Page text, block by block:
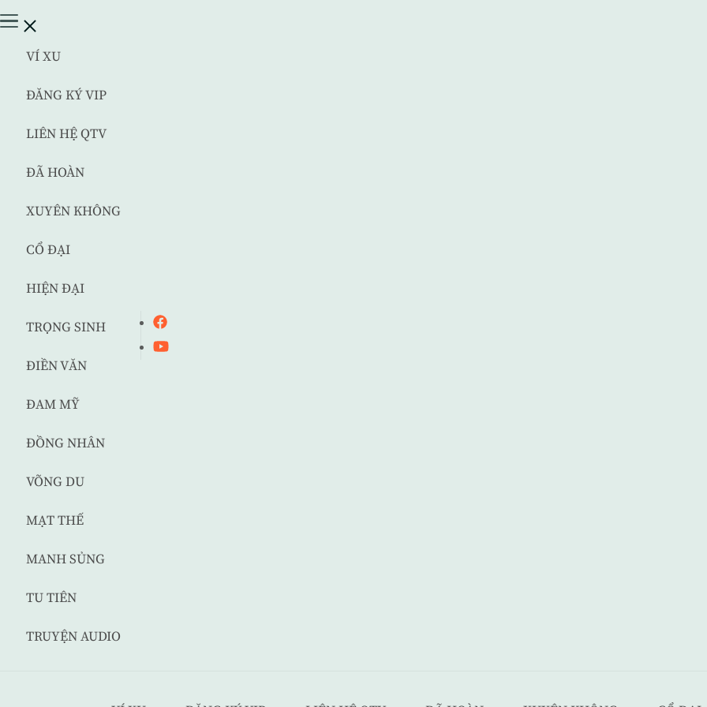
VÍ XU
ĐĂNG KÝ VIP
LIÊN HỆ QTV
ĐÃ HOÀN
XUYÊN KHÔNG
CỔ ĐẠI
HIỆN ĐẠI
TRỌNG SINH
ĐIỀN VĂN
ĐAM MỸ
ĐỒNG NHÂN
VÕNG DU
MẠT THẾ
MANH SỦNG
TU TIÊN
TRUYỆN AUDIO